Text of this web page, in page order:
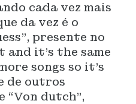
cada vez mais
da vez é o
presente no
it’s the same
songs so it’s
de outros
“Von dutch”,